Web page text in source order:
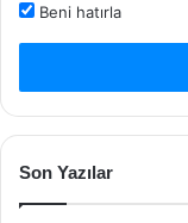
Beni hatırla
Son Yazılar